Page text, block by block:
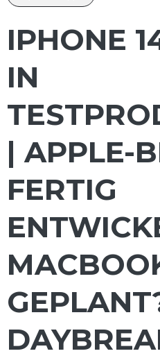
IPHONE
IN
| APPLE-
FERTIG